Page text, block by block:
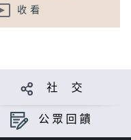
收看
社 交
公眾回饋